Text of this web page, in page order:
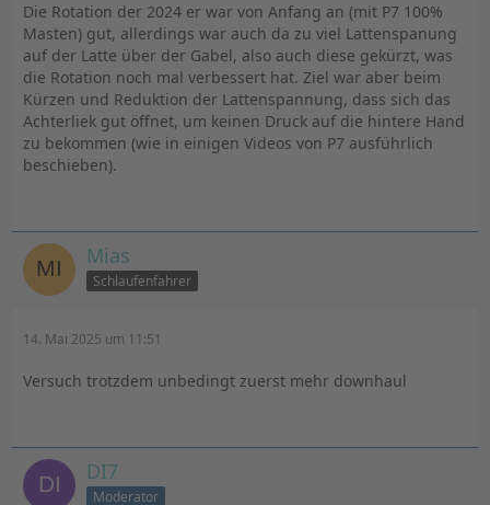
Die Rotation der 2024 er war von Anfang an (mit P7 100%
Masten) gut, allerdings war auch da zu viel Lattenspanung
auf der Latte über der Gabel, also auch diese gekürzt, was
die Rotation noch mal verbessert hat. Ziel war aber beim
Kürzen und Reduktion der Lattenspannung, dass sich das
Achterliek gut öffnet, um keinen Druck auf die hintere Hand
zu bekommen (wie in einigen Videos von P7 ausführlich
beschieben).
Mias
Schlaufenfahrer
14. Mai 2025 um 11:51
Versuch trotzdem unbedingt zuerst mehr downhaul
DI7
Moderator